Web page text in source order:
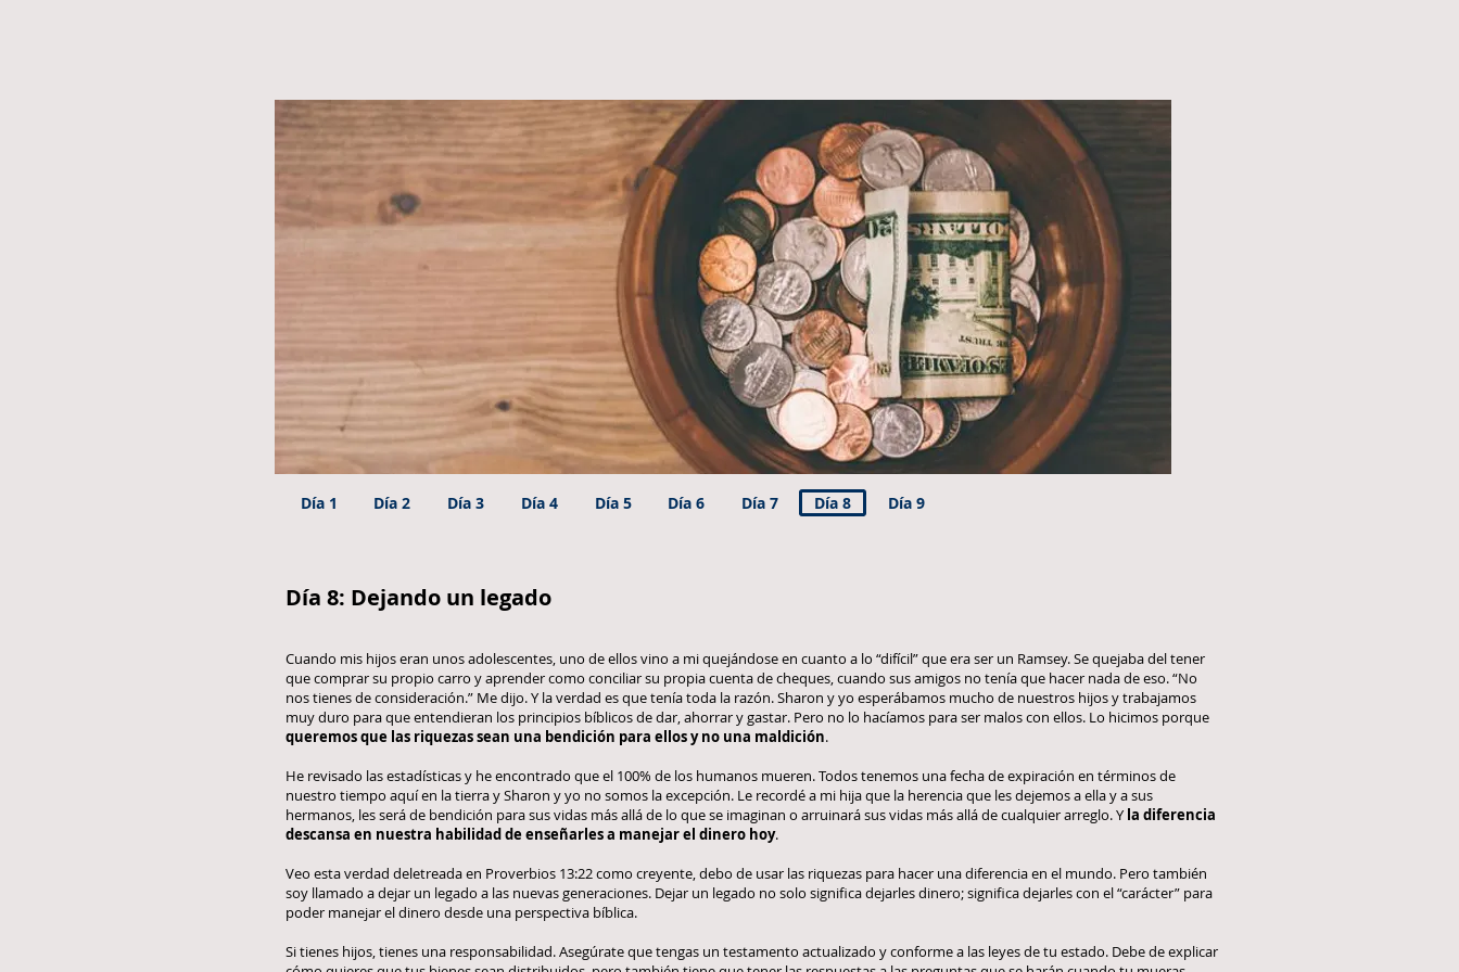
Día 1 Día 2 Día 3 Día 4 Día 5 Día 6 Día 7 Día 8 Día 9
Día 8: Dejando un legado
Cuando mis hijos eran unos adolescentes, uno de ellos vino a mi quejándose en cuanto a lo “difícil” que era ser un Ramsey. Se quejaba del tener
que comprar su propio carro y aprender como conciliar su propia cuenta de cheques, cuando sus amigos no tenía que hacer nada de eso. “No
nos tienes de consideración.” Me dijo. Y la verdad es que tenía toda la razón. Sharon y yo esperábamos mucho de nuestros hijos y trabajamos
muy duro para que entendieran los principios bíblicos de dar, ahorrar y gastar. Pero no lo hacíamos para ser malos con ellos. Lo hicimos porque
queremos que las riquezas sean una bendición para ellos y no una maldición.
He revisado las estadísticas y he encontrado que el 100% de los humanos mueren. Todos tenemos una fecha de expiración en términos de
nuestro tiempo aquí en la tierra y Sharon y yo no somos la excepción. Le recordé a mi hija que la herencia que les dejemos a ella y a sus
hermanos, les será de bendición para sus vidas más allá de lo que se imaginan o arruinará sus vidas más allá de cualquier arreglo. Y la diferencia
descansa en nuestra habilidad de enseñarles a manejar el dinero hoy.
Veo esta verdad deletreada en Proverbios 13:22 como creyente, debo de usar las riquezas para hacer una diferencia en el mundo. Pero también
soy llamado a dejar un legado a las nuevas generaciones. Dejar un legado no solo significa dejarles dinero; significa dejarles con el “carácter” para
poder manejar el dinero desde una perspectiva bíblica.
Si tienes hijos, tienes una responsabilidad. Asegúrate que tengas un testamento actualizado y conforme a las leyes de tu estado. Debe de explicar